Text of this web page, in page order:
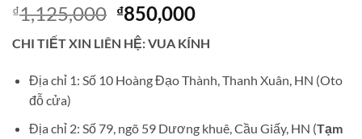
₫1,125,000 Giá
gốc
là:
₫1,125,000.
₫850,000Giá
tại
là:
₫850,000.
CHI TIẾT XIN LIÊN HỆ: VUA KÍNH
Địa chỉ 1: Số 10 Hoàng Đạo Thành, Thanh Xuân, HN (Oto
đỗ cửa)
Địa chỉ 2: Số 79, ngõ 59 Dương khuê, Cầu Giấy, HN (Tạm